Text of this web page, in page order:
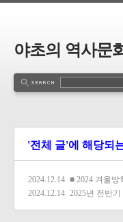
야초의 역사문
'전체 글'에 해당되
2024.12.14 ■ 2024 겨울
2024.12.14 2025년 전반